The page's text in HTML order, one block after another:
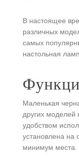
В настоящее
различных
самых
настольная
Маленькая
других
удобством
установлена на
минимум места.